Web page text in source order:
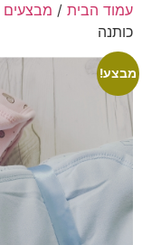
עמוד הבית / מבצעים
כותנה
מבצע!